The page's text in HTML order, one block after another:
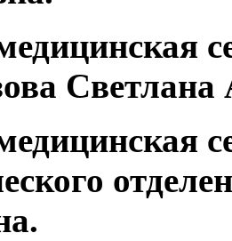
Светлана